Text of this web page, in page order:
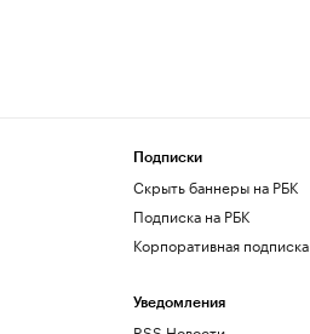
Подписки
Скрыть баннеры на РБК
Подписка на РБК
Корпоративная подписка
Уведомления